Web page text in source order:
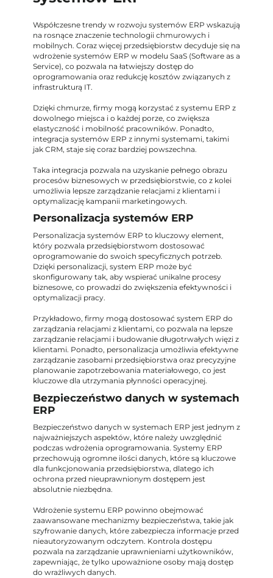
Współczesne trendy w rozwoju systemów ERP wskazują
na rosnące znaczenie technologii chmurowych i
mobilnych. Coraz więcej przedsiębiorstw decyduje się na
wdrożenie systemów ERP w modelu SaaS (Software as a
Service), co pozwala na łatwiejszy dostęp do
oprogramowania oraz redukcję kosztów związanych z
infrastrukturą IT.
Dzięki chmurze, firmy mogą korzystać z systemu ERP z
dowolnego miejsca i o każdej porze, co zwiększa
elastyczność i mobilność pracowników. Ponadto,
integracja systemów ERP z innymi systemami, takimi
jak CRM, staje się coraz bardziej powszechna.
Taka integracja pozwala na uzyskanie pełnego obrazu
procesów biznesowych w przedsiębiorstwie, co z kolei
umożliwia lepsze zarządzanie relacjami z klientami i
optymalizację kampanii marketingowych.
Personalizacja systemów ERP
Personalizacja systemów ERP to kluczowy element,
który pozwala przedsiębiorstwom dostosować
oprogramowanie do swoich specyficznych potrzeb.
Dzięki personalizacji, system ERP może być
skonfigurowany tak, aby wspierać unikalne procesy
biznesowe, co prowadzi do zwiększenia efektywności i
optymalizacji pracy.
Przykładowo, firmy mogą dostosować system ERP do
zarządzania relacjami z klientami, co pozwala na lepsze
zarządzanie relacjami i budowanie długotrwałych więzi z
klientami. Ponadto, personalizacja umożliwia efektywne
zarządzanie zasobami przedsiębiorstwa oraz precyzyjne
planowanie zapotrzebowania materiałowego, co jest
kluczowe dla utrzymania płynności operacyjnej.
Bezpieczeństwo danych w systemach
ERP
Bezpieczeństwo danych w systemach ERP jest jednym z
najważniejszych aspektów, które należy uwzględnić
podczas wdrożenia oprogramowania. Systemy ERP
przechowują ogromne ilości danych, które są kluczowe
dla funkcjonowania przedsiębiorstwa, dlatego ich
ochrona przed nieuprawnionym dostępem jest
absolutnie niezbędna.
Wdrożenie systemu ERP powinno obejmować
zaawansowane mechanizmy bezpieczeństwa, takie jak
szyfrowanie danych, które zabezpiecza informacje przed
nieautoryzowanym odczytem. Kontrola dostępu
pozwala na zarządzanie uprawnieniami użytkowników,
zapewniając, że tylko upoważnione osoby mają dostęp
do wrażliwych danych.